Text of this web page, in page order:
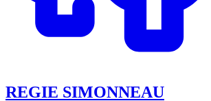
REGIE SIMONNEAU